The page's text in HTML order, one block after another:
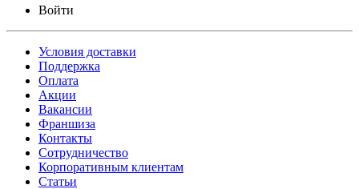
Войти
Условия доставки
Поддержка
Оплата
Акции
Вакансии
Франшиза
Контакты
Сотрудничество
Корпоративным клиентам
Статьи